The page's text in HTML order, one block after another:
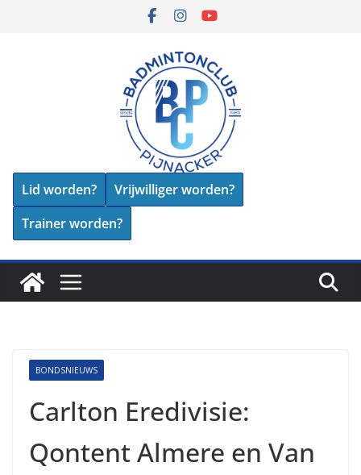
Lid worden?
Vrijwilliger worden?
Trainer worden?
BONDSNIEUWS
Carlton Eredivisie:
Qontent Almere en Van